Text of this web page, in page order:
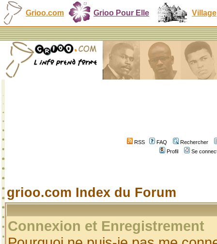
Grioo.com Grioo Pour Elle Village
RSS FAQ
Rechercher
Profil
Se
grioo.com Index du Forum
Connexion et Enregistrement